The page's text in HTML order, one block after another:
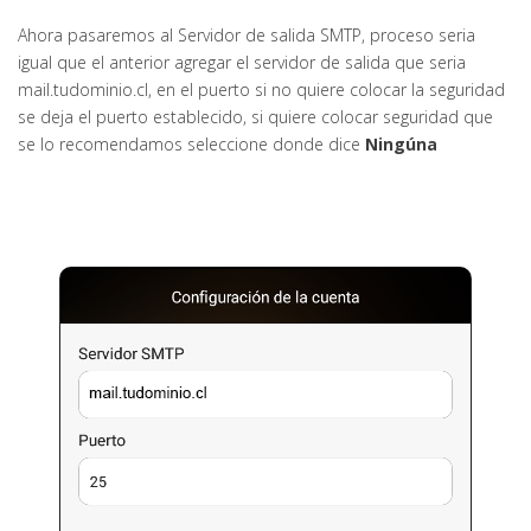
Ahora pasaremos al Servidor de salida SMTP, proceso seria
igual que el anterior agregar el servidor de salida que seria
mail.tudominio.cl, en el puerto si no quiere colocar la seguridad
se deja el puerto establecido, si quiere colocar seguridad que
se lo recomendamos seleccione donde dice Ningúna